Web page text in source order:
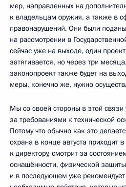
мер, направленных на
к владельцам оружия, а также в
правонарушений. Они были
на рассмотрении в
сейчас уже на выходе, один
затягивается, но через три
законопроект также будет на
меры, конечно же, нужно
Мы со своей стороны в этой связи
за требованиями к технической
Потому что обычно как это
охрана в конце августа приходит
к директору, смотрит за
оснащённости, физической
и в последующем уже